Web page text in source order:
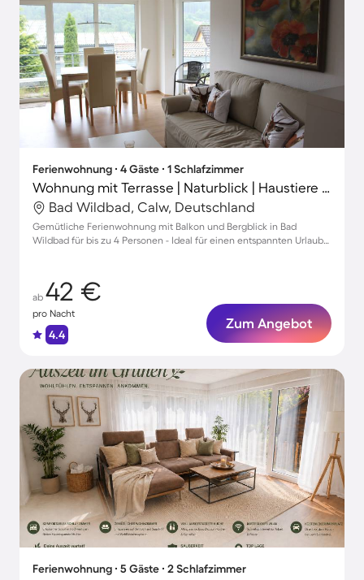
Ferienwohnung ∙ 4 Gäste ∙ 1 Schlafzimmer
Wohnung mit Terrasse | Naturblick | Haustiere sind willkommen
Bad Wildbad, Calw, Deutschland
Gemütliche Ferienwohnung mit Balkon und Bergblick in Bad
Wildbad für bis zu 4 Personen - Ideal für einen entspannten Urlaub
ab 42 €
pro Nacht
4.4
Zum Angebot
Ferienwohnung ∙ 5 Gäste ∙ 2 Schlafzimmer